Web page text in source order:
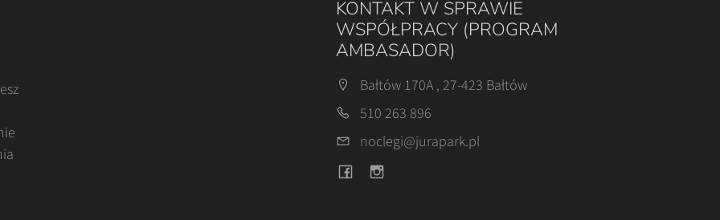
KONTAKT W SPRAWIE
WSPÓŁPRACY (PROGRAM
AMBASADOR)
Bałtów 170A , 27-423 Bałtów
510 263 896
noclegi@jurapark.pl